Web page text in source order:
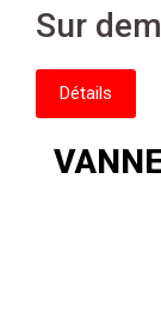
Sur
Détails